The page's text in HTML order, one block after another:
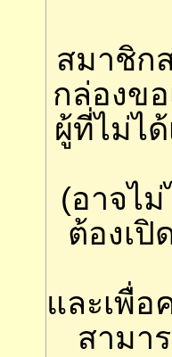
สมาชิก
กล่องข
ผู้ที่ไม่ไ
(อาจไ
ต้องเปิ
และเพื่
สามา